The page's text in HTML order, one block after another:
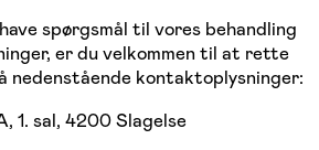
spørgsmål til vores behandling
er du velkommen til at rette
nedenstående kontaktoplysninger:
1. sal, 4200 Slagelse